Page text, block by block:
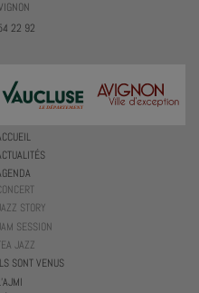
22 92
STORY
SESSION
TEA JAZZ
SONT VENUS